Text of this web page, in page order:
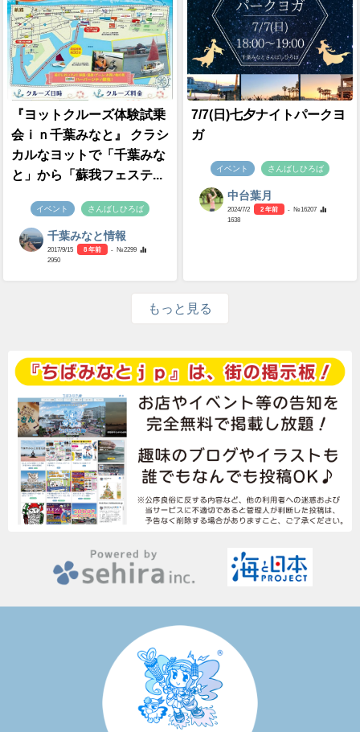
『ヨットクルーズ体験試乗
会ｉｎ千葉みなと』 クラシ
カルなヨットで「千葉みな
と」から「蘇我フェステ...
イベント さんばしひろば
千葉みなと情報
2017/9/15 8 年前
- №2299
2950
7/7(日)七夕ナイトパークヨ
ガ
イベント さんばしひろば
中台葉月
2024/7/2 2 年前
- №16207
1638
もっと見る